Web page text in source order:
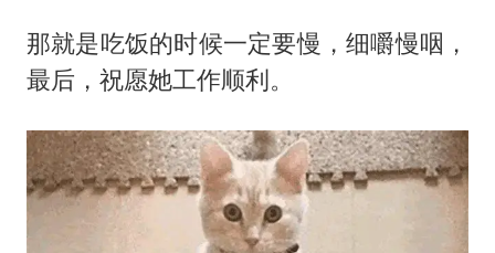
那就是吃饭的时候一定要慢，细嚼慢咽，
最后，祝愿她工作顺利。